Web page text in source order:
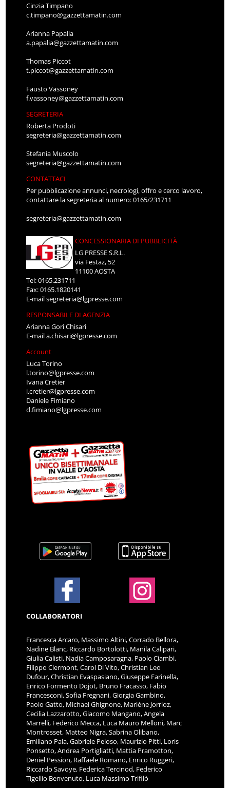
Cinzia Timpano
c.timpano@gazzettamatin.com
Arianna Papalia
a.papalia@gazzettamatin.com
Thomas Piccot
t.piccot@gazzettamatin.com
Fausto Vassoney
f.vassoney@gazzettamatin.com
SEGRETERIA
Roberta Prodoti
segreteria@gazzettamatin.com
Stefania Muscolo
segreteria@gazzettamatin.com
CONTATTACI
Per pubblicazione annunci, necrologi, offro e cerco lavoro,
contattare la segreteria al numero: 0165/231711
segreteria@gazzettamatin.com
CONCESSIONARIA DI PUBBLICITÀ
LG PRESSE S.R.L.
via Festaz, 52
11100 AOSTA
Tel: 0165.231711
Fax: 0165.1820141
E-mailsegreteria@lgpresse.com
RESPONSABILE DI AGENZIA
Arianna Gori Chisari
E-maila.chisari@lgpresse.com
Account
Luca Torino
l.torino@lgpresse.com
Ivana Cretier
i.cretier@lgpresse.com
Daniele Fimiano
d.fimiano@lgpresse.com
COLLABORATORI
Francesca Arcaro, Massimo Altini, Corrado Bellora,
Nadine Blanc, Riccardo Bortolotti, Manila Calipari,
Giulia Calisti, Nadia Camposaragna, Paolo Ciambi,
Filippo Clermont, Carol Di Vito, Christian Leo
Dufour, Christian Evaspasiano, Giuseppe Farinella,
Enrico Formento Dojot, Bruno Fracasso, Fabio
Francesconi, Sofia Fregnani, Giorgia Gambino,
Paolo Gatto, Michael Ghignone, Marlène Jorrioz,
Cecilia Lazzarotto, Giacomo Mangano, Angela
Marrelli, Federico Mecca, Luca Mauro Melloni, Marc
Montrosset, Matteo Nigra, Sabrina Olibano,
Emiliano Pala, Gabriele Peloso, Maurizio Pitti, Loris
Ponsetto, Andrea Portigliatti, Mattia Pramotton,
Deniel Pession, Raffaele Romano, Enrico Ruggeri,
Riccardo Savoye, Federica Tercinod, Federico
Tigellio Benvenuto, Luca Massimo Trifilò